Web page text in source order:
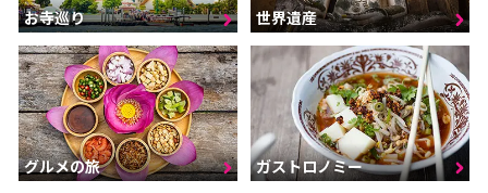
お寺巡り 世界遺産
グルメの旅 ガストロノミー